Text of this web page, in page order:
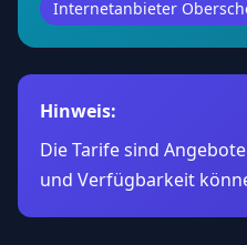
Internetanbieter
Hinweis:
Die Tarife sind
und Verfügbarkeit